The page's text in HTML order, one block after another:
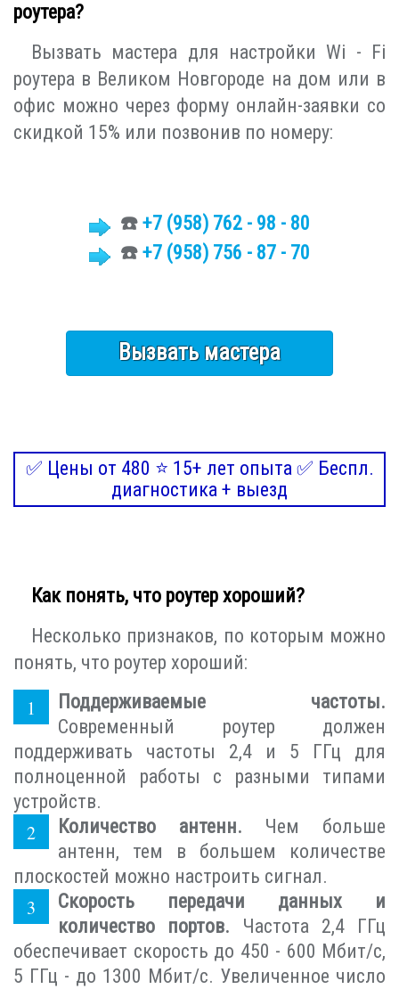
роутера?
Вызвать мастера для настройки Wi - Fi
роутера в Великом Новгороде на дом или в
офис можно через форму онлайн-заявки со
скидкой 15% или позвонив по номеру:
☎️ +7 (958) 762 - 98 - 80
☎️ +7 (958) 756 - 87 - 70
Вызвать мастера
✅ Цены от 480 ⭐ 15+ лет опыта ✅ Беспл.
диагностика + выезд
Как понять, что роутер хороший?
Несколько признаков, по которым можно
понять, что роутер хороший:
Поддерживаемые частоты.
Современный роутер должен
поддерживать частоты 2,4 и 5 ГГц для
полноценной работы с разными типами
устройств.
Количество антенн. Чем больше
антенн, тем в большем количестве
плоскостей можно настроить сигнал.
Скорость передачи данных и
количество портов. Частота 2,4 ГГц
обеспечивает скорость до 450 - 600 Мбит/с,
5 ГГц - до 1300 Мбит/с. Увеличенное число